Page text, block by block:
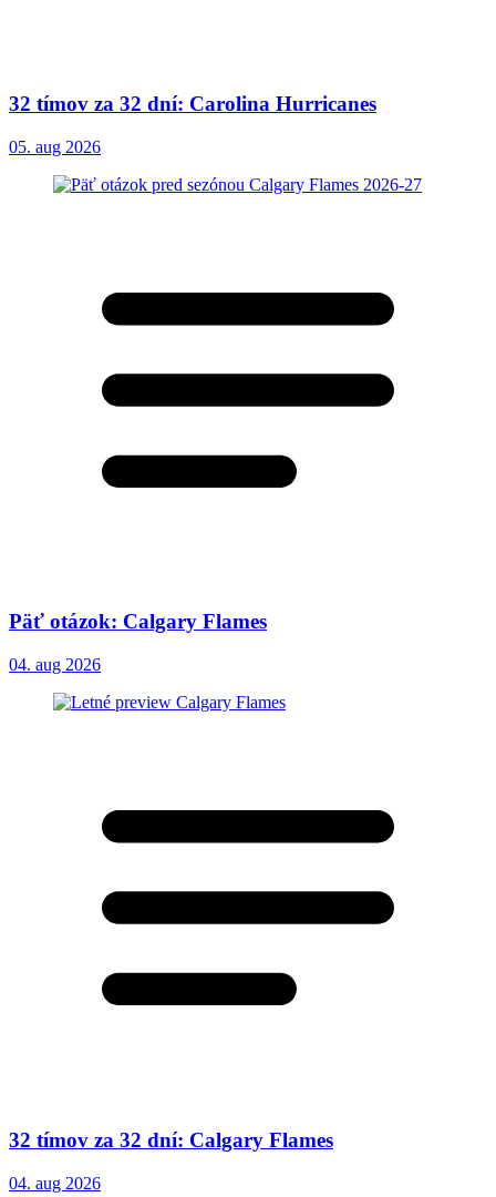
32 tímov za 32 dní: Carolina Hurricanes
05. aug 2026
Päť otázok: Calgary Flames
04. aug 2026
32 tímov za 32 dní: Calgary Flames
04. aug 2026